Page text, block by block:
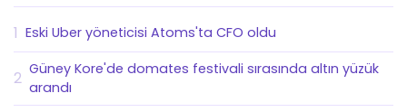
1 Eski Uber yöneticisi Atoms'ta CFO oldu
2 Güney Kore'de domates festivali sırasında altın yüzük
arandı